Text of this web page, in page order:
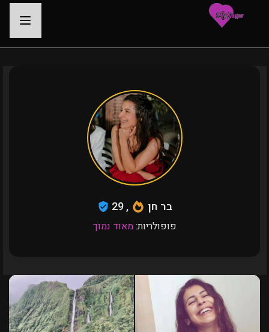
-
בר חן , 29
פופולריות:מאוד נמוך